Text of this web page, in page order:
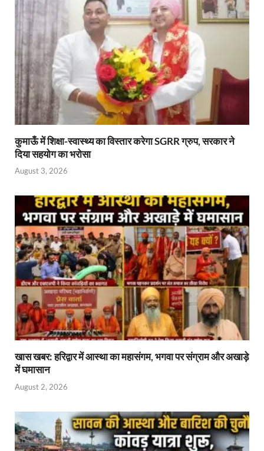
कुमाऊँ में शिक्षा-स्वास्थ्य का विस्तार करेगा SGRR ग्रुप, सरकार ने
दिया सहयोग का भरोसा
August 3, 2026
खास खबर: हरिद्वार में आस्था का महासंगम, भगवा पर संग्राम और अखाड़े
में घमासान
August 2, 2026